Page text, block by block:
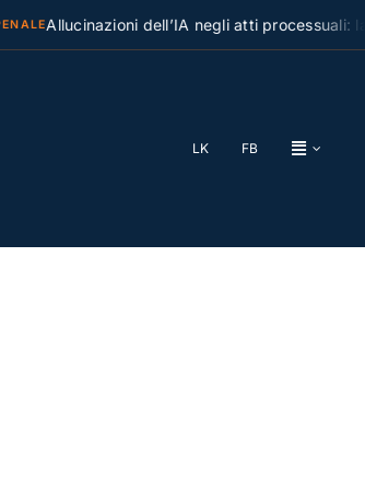
dell’IA negli atti processuali: la
LK FB